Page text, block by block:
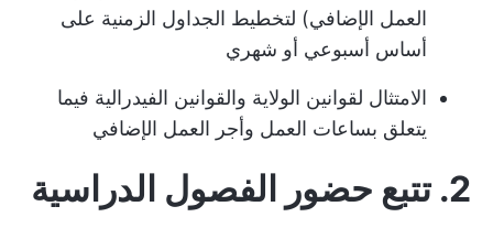
العمل الإضافي) لتخطيط الجداول الزمنية على
أساس أسبوعي أو شهري
الامتثال لقوانين الولاية والقوانين الفيدرالية فيما
يتعلق بساعات العمل وأجر العمل الإضافي
2. تتبع حضور الفصول الدراسية